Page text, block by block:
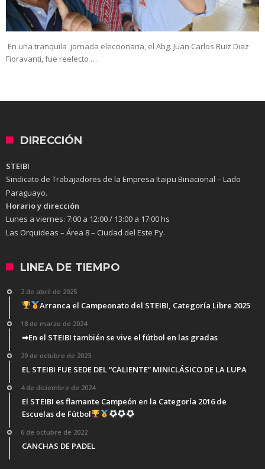
En una tranquila jornada eleccionaria, el Abg. Juan Carlos Ruiz Diaz
Fioravanti, fue reelecto …
DIRECCIÓN
STEIBI
Sindicato de Trabajadores de la Empresa Itaipu Binacional – Lado
Paraguayo.
Horario y dirección
Lunes a viernes: 7:00 a 12:00 / 13:00 a 17:00 hs
Las Orquideas – Área 8 – Ciudad del Este Py.
LINEA DE TIEMPO
2 de abril de 2025
Arranca el Campeonato del STEIBI, Categoría Libre 2025
18 de marzo de 2024
➡En el STEIBI también se vive el fútbol en las gradas
29 de octubre de 2023
EL STEIBI FUE SEDE DEL “CALIENTE” MINICLÁSICO DE LA LUPA
4 de diciembre de 2024
El STEIBI es flamante Campeón en la Categoría 2016 de
Escuelas de Fútbol
6 de octubre de 2022
CANCHAS DE PADEL